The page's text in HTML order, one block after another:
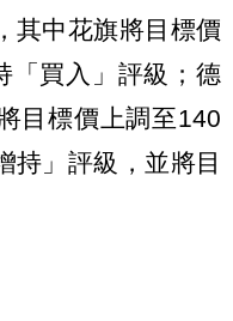
其中花旗將目標價
「買入」評級；德
目標價上調至140
持」評級，並將目